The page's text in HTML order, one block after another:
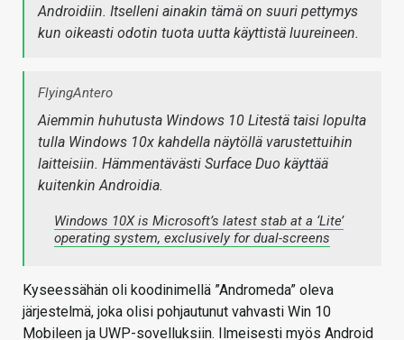
Androidiin. Itselleni ainakin tämä on suuri pettymys
kun oikeasti odotin tuota uutta käyttistä luureineen.
FlyingAntero
Aiemmin huhutusta Windows 10 Litestä taisi lopulta
tulla Windows 10x kahdella näytöllä varustettuihin
laitteisiin. Hämmentävästi Surface Duo käyttää
kuitenkin Androidia.
Windows 10X is Microsoft’s latest stab at a ‘Lite’
operating system, exclusively for dual-screens
Kyseessähän oli koodinimellä ”Andromeda” oleva
järjestelmä, joka olisi pohjautunut vahvasti Win 10
Mobileen ja UWP-sovelluksiin. Ilmeisesti myös Android